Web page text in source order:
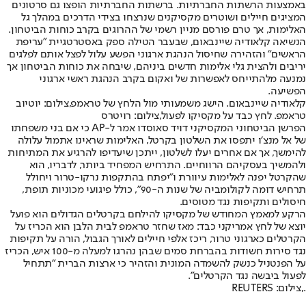
באמצעות הרשתות החברתיות. ברשתות החברתיות הופצו גם סרטונים
המציגים חיילים ושוטרים מקסיקנים שנרצחו בצידי הדרכים במהלך גל
האלימות, אך טרם פורסם מניין רשמי של ההרוגים בקרב כוחות הביטחון.
הנשיאה קלאודיה שיינבאום, שבעבר הטילה ספק באסטרטגיית ״עריפת
הראשים״ והזהירה שחיסול הנהגת ארגוני הפשע עלול לפצל אותם לפלגים
יריבים ולהצית גלי אלימות חדשים ביניהם, שיבחה את כוחות הביטחון אך
נמנעה מלהתייחס לאפשרות של ואקום בקרב הנהגת ראשי ארגוני
הפשיעה.
קלאודיה שיינבאום. הישג משמעותי מול הלחץ של טראמפ,צילום: יוטיוב
טראמפ. לחץ כבד על מקסיקו לפעול,צילום: רויטרס
הפרשן הביטחוני המקסיקני דויד סאוסדו אמר ל-AP כי אם בני משפחתו
של אל מנצ׳ו יתפסו את השלטון בקרטל, האלימות שראינו אתמול עלולה
להימשך, אך אם אחרים יעלו לשלטון, ייתכן שיעדיפו להרגיע את המתיחות
ולהמשיך בעסקיהם הרווחיים. התרחיש המפחיד ביותר, לדבריו, הוא
שהקרטל יפנה לאלימות עיוורת ו״יפתח בהתקפות נרקו-טרור ויחולל
תרחיש דומה לקולומביה של שנות ה-90״, כולל פיגועי מכוניות תופת,
חיסולים ותקיפות נגד מטוסים.
הרקע למאמץ המחודש של מקסיקו להילחם בקרטלים הגדולים הוא פועל
יוצא של לחץ אמריקני כבד: מאז שחזר טראמפ לבית הלבן הוא הכריז על
הקרטלים כארגוני טרור, ריכז אלפי חיילים לאורך הגבול, הורה על תקיפות
נגד סירות חשודות בהברחת סמים שבהן נהרגו למעלה מ-100 איש, הכריז
על הפנטניל כנשק להשמדה המונית והזהיר כי ארצות הברית ״תתחיל
לפעול ביבשה נגד הקרטלים״.
.,צילום: REUTERS